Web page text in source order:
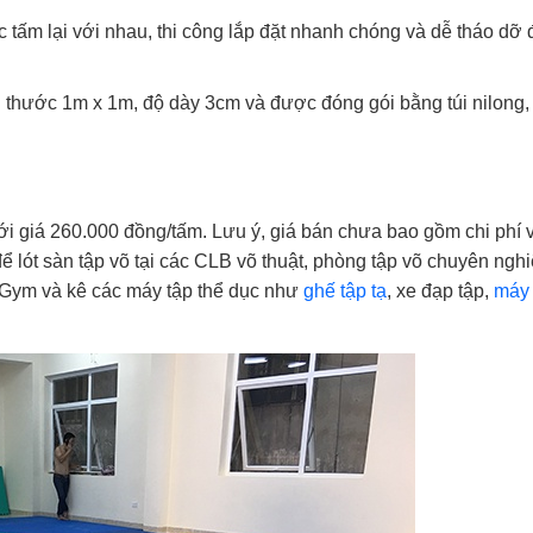
lại với nhau, thi công lắp đặt nhanh chóng và dễ tháo dỡ
1m x 1m, độ dày 3cm và được đóng gói bằng túi nilong,
giá 260.000 đồng/tấm. Lưu ý, giá bán chưa bao gồm chi phí
lót sàn tập võ tại các CLB võ thuật, phòng tập võ chuyên
và kê các máy tập thể dục như ghế tập tạ, xe đạp tập,